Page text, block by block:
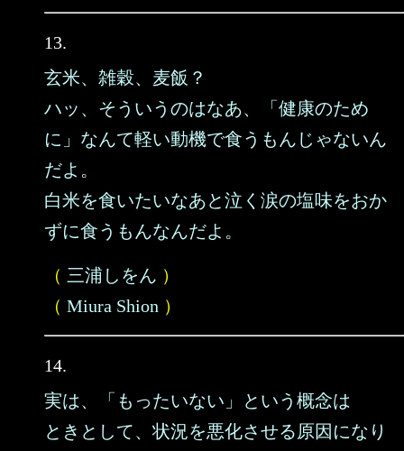
13.
玄米、雑穀、麦飯？
ハッ、そういうのはなあ、「健康のため
に」なんて軽い動機で食うもんじゃないん
だよ。
白米を食いたいなあと泣く涙の塩味をおか
ずに食うもんなんだよ。
（ 三浦しをん ）
（ Miura Shion ）
14.
実は、「もったいない」という概念は
ときとして、状況を悪化させる原因になり